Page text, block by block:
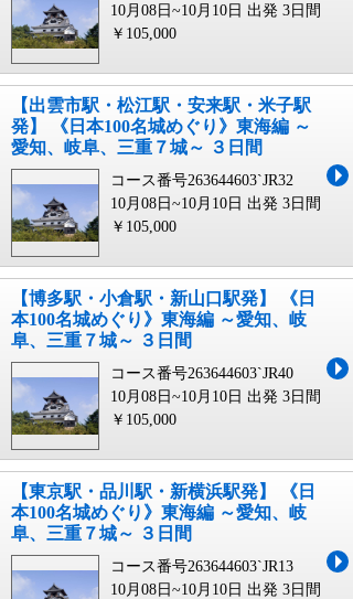
10月08日~10月10日 出発 3日間
￥105,000
【出雲市駅・松江駅・安来駅・米子駅
発】 《日本100名城めぐり》東海編 ～
愛知、岐阜、三重７城～ ３日間
コース番号263644603`JR32
10月08日~10月10日 出発 3日間
￥105,000
【博多駅・小倉駅・新山口駅発】 《日
本100名城めぐり》東海編 ～愛知、岐
阜、三重７城～ ３日間
コース番号263644603`JR40
10月08日~10月10日 出発 3日間
￥105,000
【東京駅・品川駅・新横浜駅発】 《日
本100名城めぐり》東海編 ～愛知、岐
阜、三重７城～ ３日間
コース番号263644603`JR13
10月08日~10月10日 出発 3日間